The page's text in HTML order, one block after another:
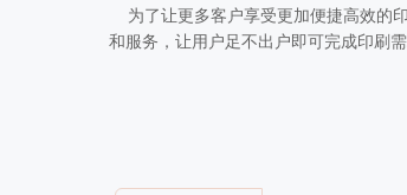
为了让更多客户享受更加便捷高效的
和服务，让用户足不出户即可完成印刷需